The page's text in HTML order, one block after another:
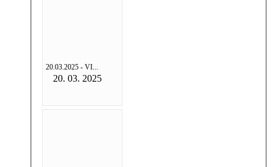
20.03.2025 - VI...
20. 03. 2025